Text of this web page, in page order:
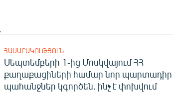
ՀԱՍԱՐԱԿՈՒԹՅՈՒՆ
Սեպտեմբերի 1-ից Մոսկվայում ՀՀ
քաղաքացիների համար նոր պարտադիր
պահանջներ կգործեն. ինչ է փոխվում